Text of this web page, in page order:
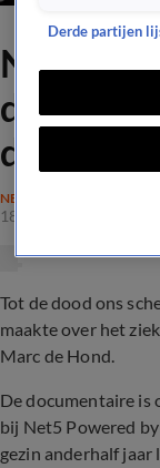
NET5
dood
de Hond
NEDERLAND
18 juni 2020, 10:01
Tot de dood ons
maakte over het
Marc de Hond.
De documentaire is
bij Net5 Powered
gezin anderhalf jaar
Derde partijen